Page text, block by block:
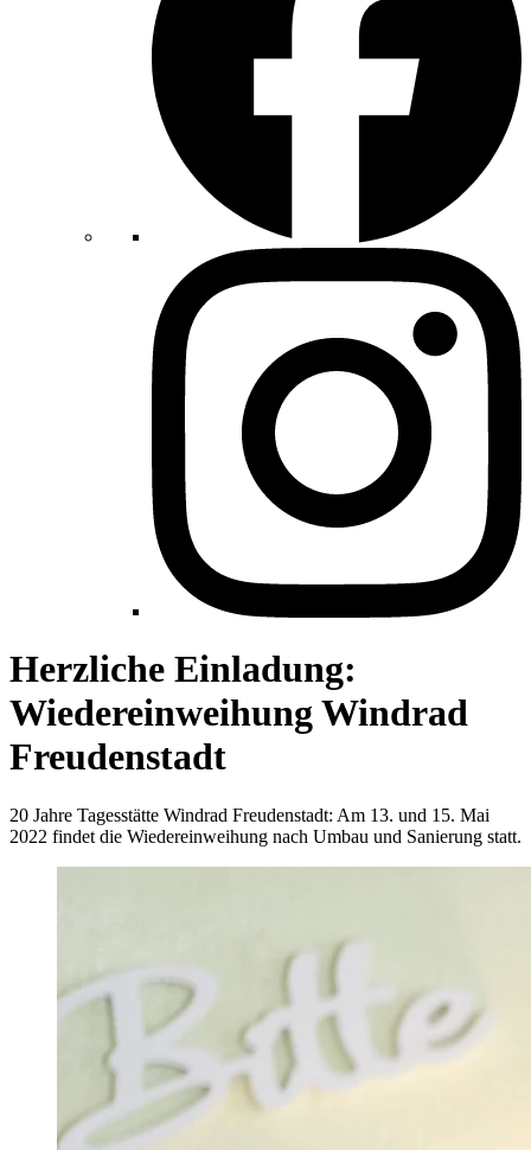
Herzliche Einladung:
Wiedereinweihung Windrad
Freudenstadt
20 Jahre Tagesstätte Windrad Freudenstadt: Am 13. und 15. Mai
2022 findet die Wiedereinweihung nach Umbau und Sanierung statt.